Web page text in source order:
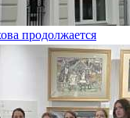
продолжается